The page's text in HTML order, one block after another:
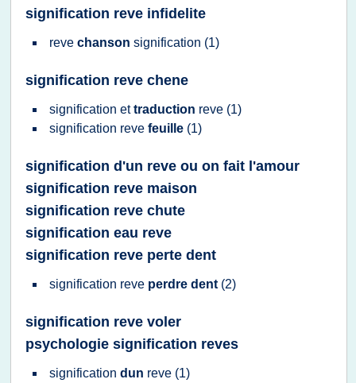
signification reve infidelite
reve chanson signification (1)
signification reve chene
signification ettraduction reve (1)
signification reve feuille (1)
signification d'un reve ou on fait l'amour
signification reve maison
signification reve chute
signification eau reve
signification reve perte dent
signification reve perdre dent (2)
signification reve voler
psychologie signification reves
signification dun reve (1)